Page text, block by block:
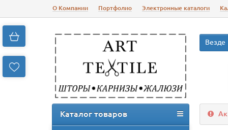
О Компании Портфолио Электронные каталоги
Везде
Каталог товаров